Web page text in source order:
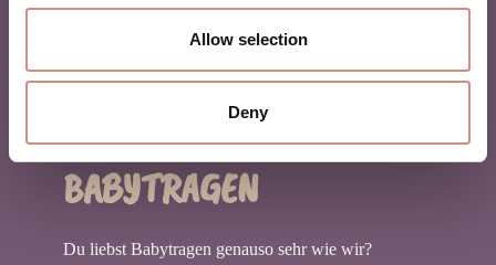
Allow selection
Deny
NEWSLETTER
BABYTRAGEN
Du liebst Babytragen genauso sehr wie wir?